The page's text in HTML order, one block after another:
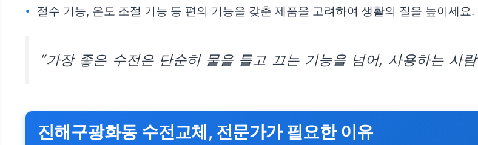
절수 기능, 온도 조절 기능 등 편의 기능을 갖춘 제품을 고려하여 생활의 질을 높이세요.
“가장 좋은 수전은 단순히 물을 틀고 끄는 기능을 넘어, 사용하는 사
진해구광화동 수전교체, 전문가가 필요한 이유